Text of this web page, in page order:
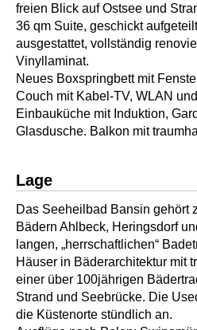
freien Blick auf Ostsee und
36 qm Suite, geschickt
ausgestattet, vollständig
Vinyllaminat.
Neues Boxspringbett mit
Couch mit Kabel-TV, WLAN
Einbauküche mit Induktion,
Glasdusche. Balkon mit
Lage
Das Seeheilbad Bansin gehört
Bädern Ahlbeck, Heringsdorf
langen, „herrschaftlichen“
Häuser in Bäderarchitektur mit
einer über 100jährigen
Strand und Seebrücke. Die
die Küstenorte stündlich an.